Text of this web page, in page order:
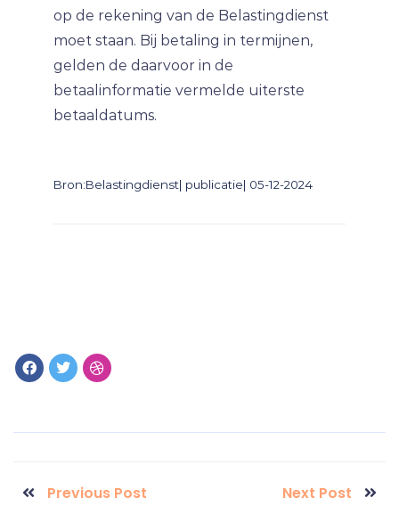
op de rekening van de Belastingdienst
moet staan. Bij betaling in termijnen,
gelden de daarvoor in de
betaalinformatie vermelde uiterste
betaaldatums.
Bron:Belastingdienst| publicatie| 05-12-2024
Previous Post Next Post